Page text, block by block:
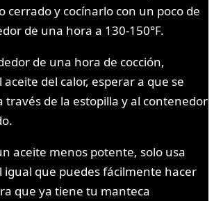
cerrado y cocínarlo con un poco de
de una hora a 130-150°F.
de una hora de cocción,
del calor, esperar a que se
través de la estopilla y al contenedor
aceite menos potente, solo usa
igual que puedes fácilmente hacer
que ya tiene tu manteca